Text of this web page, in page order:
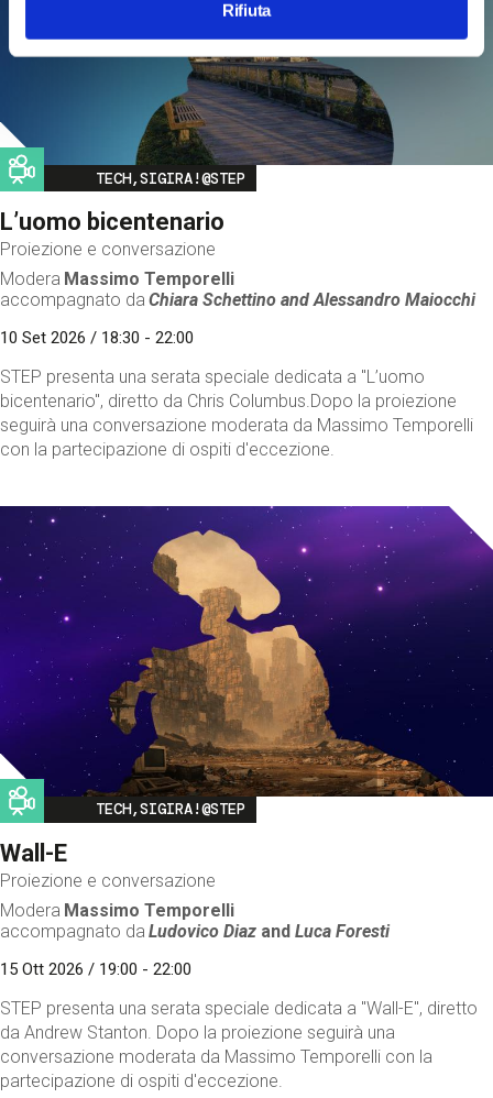
Rifiuta
Image
TECH,SIGIRA!@STEP
L’uomo bicentenario
Proiezione e conversazione
Modera Massimo Temporelli
accompagnato da Chiara Schettino andAlessandro Maiocchi
10 Set 2026 / 18:30 - 22:00
STEP presenta una serata speciale dedicata a "L’uomo
bicentenario", diretto da Chris Columbus.Dopo la proiezione
seguirà una conversazione moderata da Massimo Temporelli
con la partecipazione di ospiti d'eccezione.
Image
TECH,SIGIRA!@STEP
Wall-E
Proiezione e conversazione
Modera Massimo Temporelli
accompagnato da Ludovico Diaz andLuca Foresti
15 Ott 2026 / 19:00 - 22:00
STEP presenta una serata speciale dedicata a "Wall-E", diretto
da Andrew Stanton. Dopo la proiezione seguirà una
conversazione moderata da Massimo Temporelli con la
partecipazione di ospiti d'eccezione.